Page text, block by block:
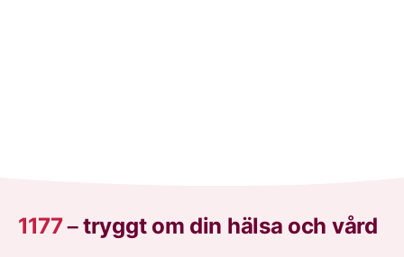
1177–tryggt om din hälsa och vård